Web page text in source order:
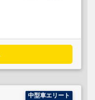
中型車エリート